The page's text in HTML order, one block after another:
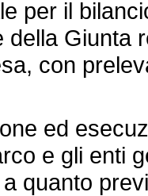
per il
della Giunta
con
ed
e gli enti
quanto